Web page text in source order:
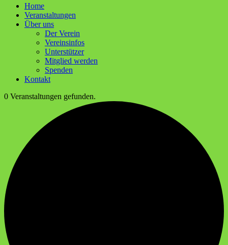
Home
Ver­an­stal­tun­gen
Über uns
Der Ver­ein
Ver­ein­sin­fos
Unter­stüt­zer
Mit­glied werden
Spen­den
Kon­takt
0 Veranstaltungen gefunden.